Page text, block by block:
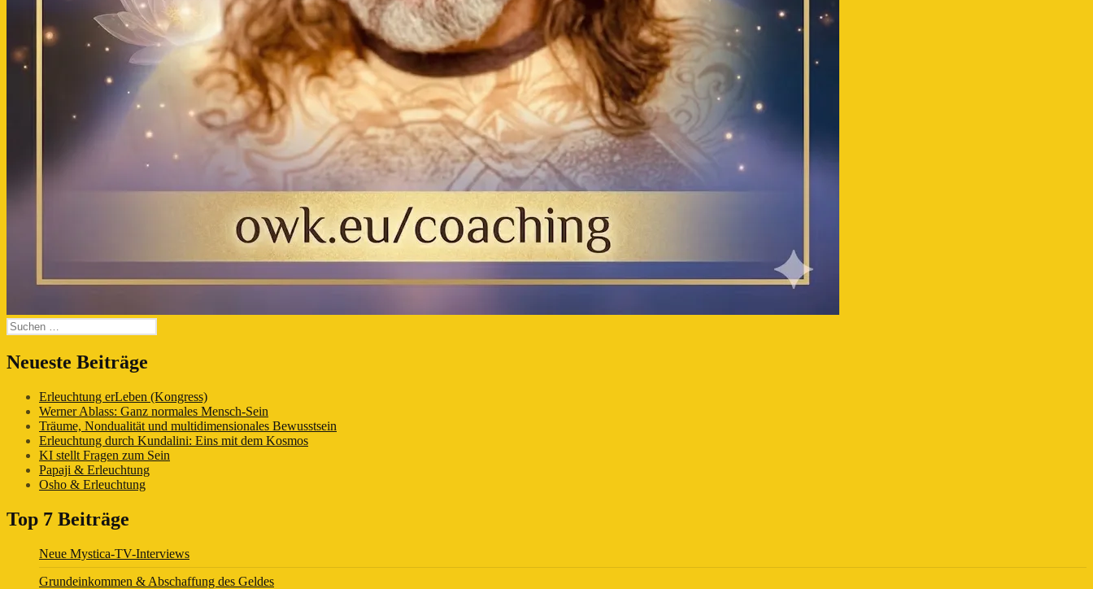
Suchen
nach:
Neueste Beiträge
Erleuchtung erLeben (Kongress)
Werner Ablass: Ganz normales Mensch-Sein
Träume, Nondualität und multidimensionales Bewusstsein
Erleuchtung durch Kundalini: Eins mit dem Kosmos
KI stellt Fragen zum Sein
Papaji & Erleuchtung
Osho & Erleuchtung
Top 7 Beiträge
Neue Mystica-TV-Interviews
Grundeinkommen & Abschaffung des Geldes